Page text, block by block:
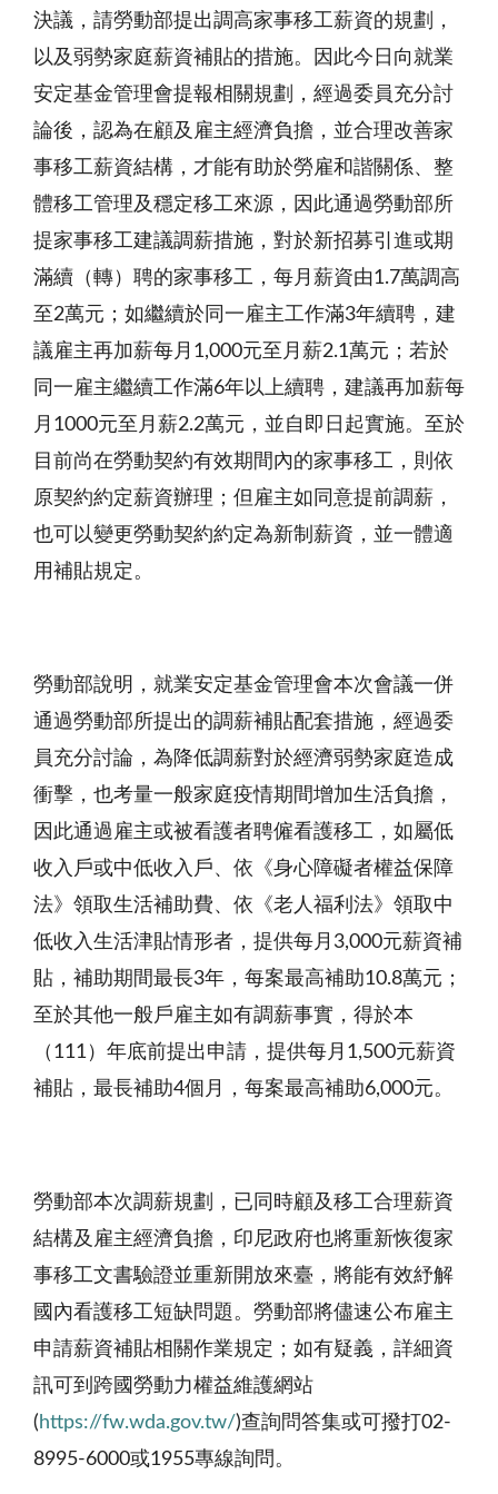
決議，請勞動部提出調高家事移工薪資的規劃，
以及弱勢家庭薪資補貼的措施。因此今日向就業
安定基金管理會提報相關規劃，經過委員充分討
論後，認為在顧及雇主經濟負擔，並合理改善家
事移工薪資結構，才能有助於勞雇和諧關係、整
體移工管理及穩定移工來源，因此通過勞動部所
提家事移工建議調薪措施，對於新招募引進或期
滿續（轉）聘的家事移工，每月薪資由1.7萬調高
至2萬元；如繼續於同一雇主工作滿3年續聘，建
議雇主再加薪每月1,000元至月薪2.1萬元；若於
同一雇主繼續工作滿6年以上續聘，建議再加薪每
月1000元至月薪2.2萬元，並自即日起實施。至於
目前尚在勞動契約有效期間內的家事移工，則依
原契約約定薪資辦理；但雇主如同意提前調薪，
也可以變更勞動契約約定為新制薪資，並一體適
用補貼規定。
勞動部說明，就業安定基金管理會本次會議一併
通過勞動部所提出的調薪補貼配套措施，經過委
員充分討論，為降低調薪對於經濟弱勢家庭造成
衝擊，也考量一般家庭疫情期間增加生活負擔，
因此通過雇主或被看護者聘僱看護移工，如屬低
收入戶或中低收入戶、依《身心障礙者權益保障
法》領取生活補助費、依《老人福利法》領取中
低收入生活津貼情形者，提供每月3,000元薪資補
貼，補助期間最長3年，每案最高補助10.8萬元；
至於其他一般戶雇主如有調薪事實，得於本
（111）年底前提出申請，提供每月1,500元薪資
補貼，最長補助4個月，每案最高補助6,000元。
勞動部本次調薪規劃，已同時顧及移工合理薪資
結構及雇主經濟負擔，印尼政府也將重新恢復家
事移工文書驗證並重新開放來臺，將能有效紓解
國內看護移工短缺問題。勞動部將儘速公布雇主
申請薪資補貼相關作業規定；如有疑義，詳細資
訊可到跨國勞動力權益維護網站
( https://fw.wda.gov.tw/)查詢問答集或可撥打02-
8995-6000或1955專線詢問。